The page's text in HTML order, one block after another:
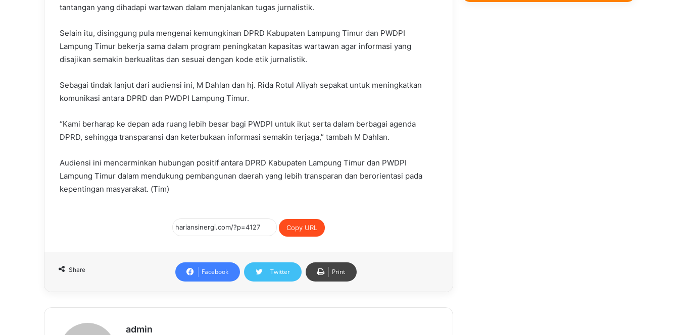
tantangan yang dihadapi wartawan dalam menjalankan tugas jurnalistik.
Selain itu, disinggung pula mengenai kemungkinan DPRD Kabupaten Lampung Timur dan PWDPI
Lampung Timur bekerja sama dalam program peningkatan kapasitas wartawan agar informasi yang
disajikan semakin berkualitas dan sesuai dengan kode etik jurnalistik.
Sebagai tindak lanjut dari audiensi ini, M Dahlan dan hj. Rida Rotul Aliyah sepakat untuk meningkatkan
komunikasi antara DPRD dan PWDPI Lampung Timur.
“Kami berharap ke depan ada ruang lebih besar bagi PWDPI untuk ikut serta dalam berbagai agenda
DPRD, sehingga transparansi dan keterbukaan informasi semakin terjaga,” tambah M Dahlan.
Audiensi ini mencerminkan hubungan positif antara DPRD Kabupaten Lampung Timur dan PWDPI
Lampung Timur dalam mendukung pembangunan daerah yang lebih transparan dan berorientasi pada
kepentingan masyarakat. (Tim)
Copy URL
Share Facebook Twitter Print
admin